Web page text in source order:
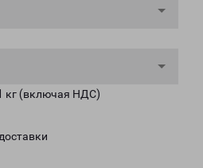
кг (включая НДС)